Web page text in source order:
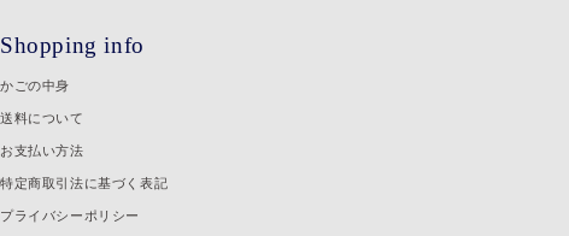
Shopping info
かごの中身
送料について
お支払い方法
特定商取引法に基づく表記
プライバシーポリシー